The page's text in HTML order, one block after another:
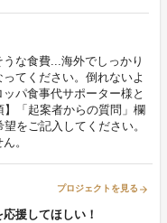
な食費...海外でしっかり
てください。倒れないよ
パ食事代サポーター様と
「起案者からの質問」欄
をご記入してください。
。
プロジェクトを見る arrow_forward
援してほしい！